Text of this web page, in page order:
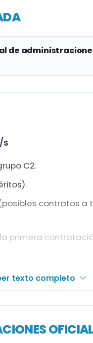
de
s
C2.
contratos a
primera
(ESO),
de conocimientos
texto completo